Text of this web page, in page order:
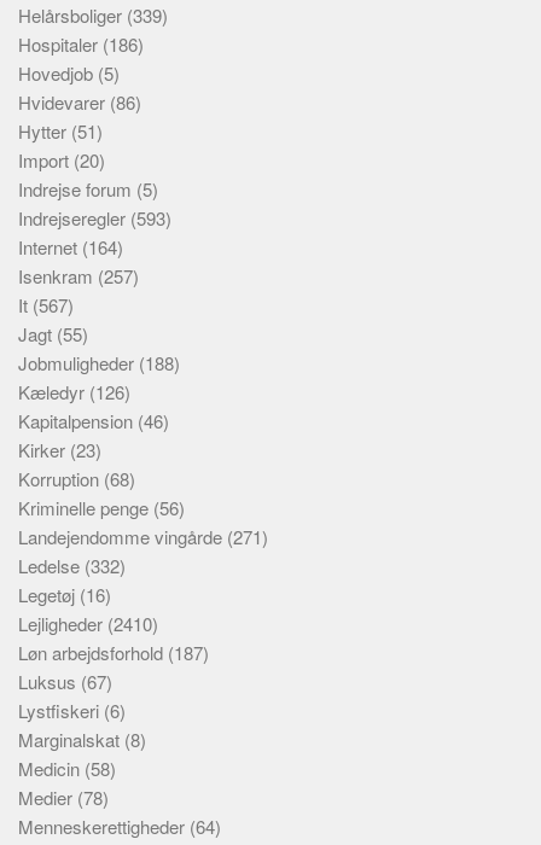
Helårsboliger (339)
Hospitaler (186)
Hovedjob (5)
Hvidevarer (86)
Hytter (51)
Import (20)
Indrejse forum (5)
Indrejseregler (593)
Internet (164)
Isenkram (257)
It (567)
Jagt (55)
Jobmuligheder (188)
Kæledyr (126)
Kapitalpension (46)
Kirker (23)
Korruption (68)
Kriminelle penge (56)
Landejendomme vingårde (271)
Ledelse (332)
Legetøj (16)
Lejligheder (2410)
Løn arbejdsforhold (187)
Luksus (67)
Lystfiskeri (6)
Marginalskat (8)
Medicin (58)
Medier (78)
Menneskerettigheder (64)